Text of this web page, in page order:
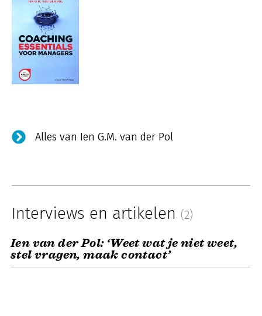
Alles van Ien G.M. van der Pol
Interviews en artikelen (2)
Ien van der Pol: ‘Weet wat je niet weet,
stel vragen, maak contact’